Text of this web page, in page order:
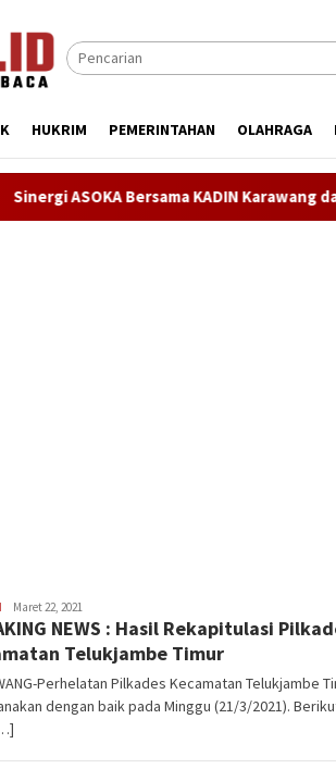
HUKRIM PEMERINTAHAN OLAHRAGA
Bersama KADIN Karawang dan Metra-Net
Latifudin
Manaf
Maret 22, 2021
NEWS : Hasil Rekapitulasi
Telukjambe Timur
Perhelatan Pilkades Kecamatan Telukjambe
dengan baik pada Minggu (21/3/2021).